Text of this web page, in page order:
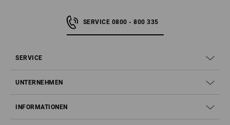
SERVICE 0800 - 800 335
SERVICE
UNTERNEHMEN
INFORMATIONEN